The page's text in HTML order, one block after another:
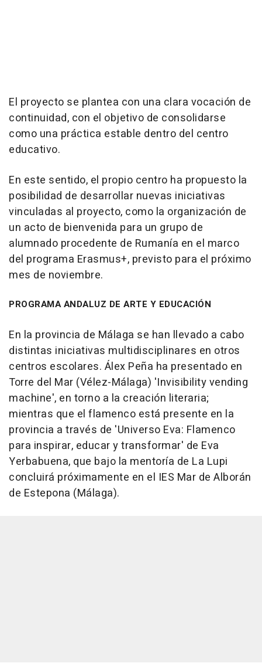
El proyecto se plantea con una clara vocación de
continuidad, con el objetivo de consolidarse
como una práctica estable dentro del centro
educativo.
En este sentido, el propio centro ha propuesto la
posibilidad de desarrollar nuevas iniciativas
vinculadas al proyecto, como la organización de
un acto de bienvenida para un grupo de
alumnado procedente de Rumanía en el marco
del programa Erasmus+, previsto para el próximo
mes de noviembre.
PROGRAMA ANDALUZ DE ARTE Y EDUCACIÓN
En la provincia de Málaga se han llevado a cabo
distintas iniciativas multidisciplinares en otros
centros escolares. Álex Peña ha presentado en
Torre del Mar (Vélez-Málaga) 'Invisibility vending
machine', en torno a la creación literaria;
mientras que el flamenco está presente en la
provincia a través de 'Universo Eva: Flamenco
para inspirar, educar y transformar' de Eva
Yerbabuena, que bajo la mentoría de La Lupi
concluirá próximamente en el IES Mar de Alborán
de Estepona (Málaga).